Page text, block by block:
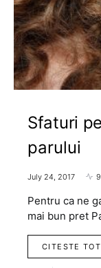
Sfaturi
parului
July 24, 2017
Pentru ca ne
mai bun pret
CITESTE TOT